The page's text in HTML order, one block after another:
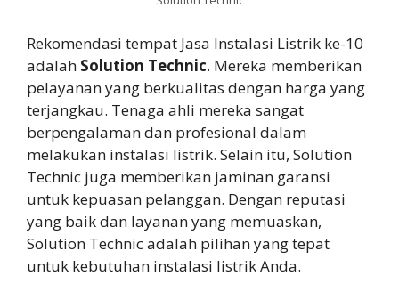
Rekomendasi tempat Jasa Instalasi Listrik ke-10
adalah Solution Technic. Mereka memberikan
pelayanan yang berkualitas dengan harga yang
terjangkau. Tenaga ahli mereka sangat
berpengalaman dan profesional dalam
melakukan instalasi listrik. Selain itu, Solution
Technic juga memberikan jaminan garansi
untuk kepuasan pelanggan. Dengan reputasi
yang baik dan layanan yang memuaskan,
Solution Technic adalah pilihan yang tepat
untuk kebutuhan instalasi listrik Anda.